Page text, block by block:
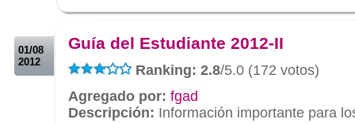
01/08
2012
Guía del Estudiante 2012-II
Ranking: 2.8/5.0 (172 votos)
Agregado por: fgad
Descripción: Información importante para